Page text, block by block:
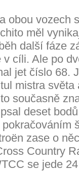
obou vozech
měl
další fáze
cíli. Ale po
jet číslo 68.
mistra
současně
deset
zase o
Country
se jede